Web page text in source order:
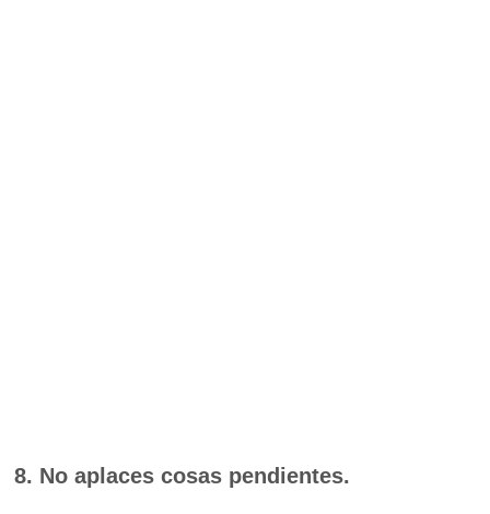
8. No aplaces cosas pendientes.